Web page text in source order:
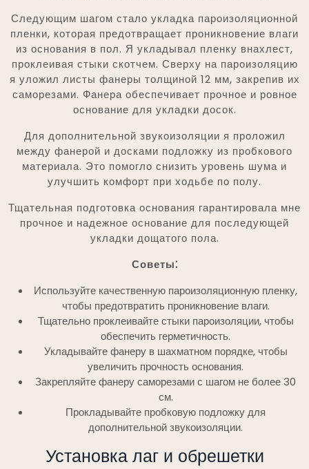
Следующим шагом стало укладка пароизоляционной
пленки, которая предотвращает проникновение влаги
из основания в пол. Я укладывал пленку внахлест,
проклеивая стыки скотчем. Сверху на пароизоляцию
я уложил листы фанеры толщиной 12 мм, закрепив их
саморезами. Фанера обеспечивает прочное и ровное
основание для укладки досок.
Для дополнительной звукоизоляции я проложил
между фанерой и досками подложку из пробкового
материала. Это помогло снизить уровень шума и
улучшить комфорт при ходьбе по полу.
Тщательная подготовка основания гарантировала мне
прочное и надежное основание для последующей
укладки дощатого пола.
Советы⁚
Используйте качественную пароизоляционную пленку,
чтобы предотвратить проникновение влаги.
Тщательно проклеивайте стыки пароизоляции, чтобы
обеспечить герметичность.
Укладывайте фанеру в шахматном порядке, чтобы
увеличить прочность основания.
Закрепляйте фанеру саморезами с шагом не более 30
см.
Прокладывайте пробковую подложку для
дополнительной звукоизоляции.
Установка лаг и обрешетки